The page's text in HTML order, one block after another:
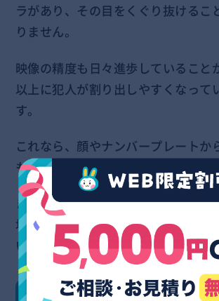
ラがあり、その目をくぐり抜けるこ
りません。
映像の精度も日々進歩していること
以上に犯人が割り出しやすくなって
す。
これなら、顔やナンバープレートか
も時間の問題でしょう。
また昨今ではドローンによる監視を
地域も増えてきており、もはや死角
いくらいかもしれません。
理由2：通行人や近隣住民が見